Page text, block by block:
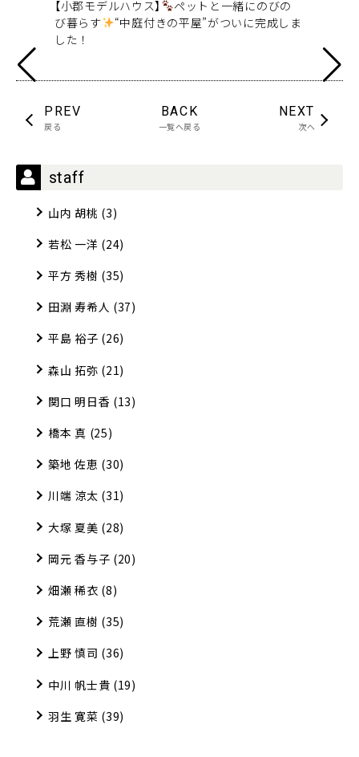
【小郡モデルハウス】
ペットと一緒にのびの
び暮らす
“中庭付きの平屋”がついに完成しま
した！
PREV
戻る
BACK
一覧へ戻る
NEXT
次へ
staff
山内 胡桃 (3)
若松 一洋 (24)
平方 秀樹 (35)
田淵 寿希人 (37)
平島 裕子 (26)
森山 拓弥 (21)
関口 明日香 (13)
橋本 真 (25)
築地 佐恵 (30)
川端 涼太 (31)
大塚 夏美 (28)
岡元 香与子 (20)
畑瀬 稀衣 (8)
荒瀬 直樹 (35)
上野 慎司 (36)
中川 帆士貴 (19)
羽生 寛菜 (39)